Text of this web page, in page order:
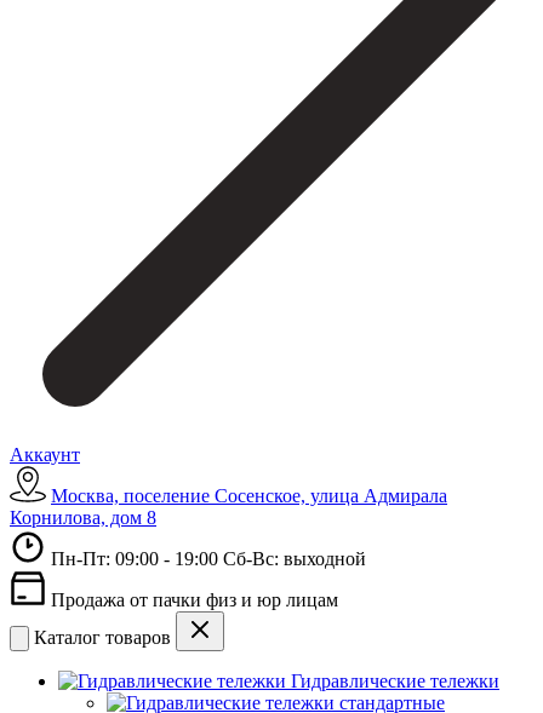
Аккаунт
Москва, поселение Сосенское, улица Адмирала
Корнилова, дом 8
Пн-Пт: 09:00 - 19:00 Сб-Вс: выходной
Продажа от пачки физ и юр лицам
Каталог товаров
Гидравлические тележки